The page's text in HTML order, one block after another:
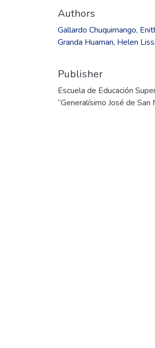
Authors
Gallardo Chuquimango,
Granda Huaman, Helen
Publisher
Escuela de Educación
“Generalísimo José de San